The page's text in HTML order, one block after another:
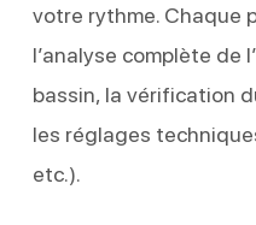
votre rythme. Chaque
l’analyse complète de
bassin, la vérification
les réglages
etc.).